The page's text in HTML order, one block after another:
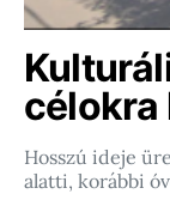
célokra
Hosszú ideje
alatti, korábbi